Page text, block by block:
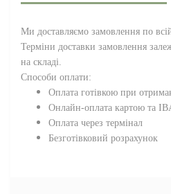
Ми доставляємо замовлення по
Терміни доставки замовлення
на складі.
Способи оплати:
Оплата готівкою при
Онлайн-оплата картою та
Оплата через термінал
Безготівковий розрахунок